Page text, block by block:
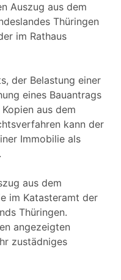
Auszug aus dem
Thüringen
im Rathaus
der Belastung einer
eines Bauantrags
aus dem
kann der
Immobilie als
aus dem
im Katasteramt der
Thüringen.
angezeigten
zustädniges